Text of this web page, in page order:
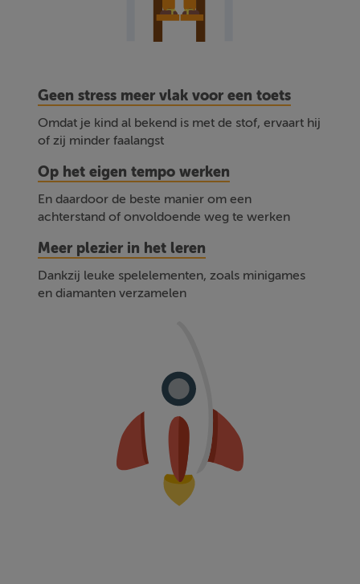
Geen stress meer vlak voor een toets
Omdat je kind al bekend is met de stof, ervaart hij
of zij minder faalangst
Op het eigen tempo werken
En daardoor de beste manier om een
achterstand of onvoldoende weg te werken
Meer plezier in het leren
Dankzij leuke spelelementen, zoals minigames
en diamanten verzamelen